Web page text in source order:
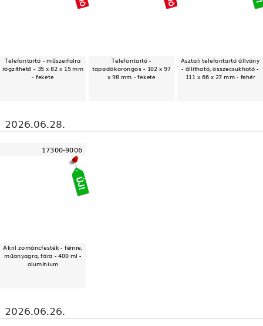
Telefontartó - műszerfalra
rögzíthető - 35 x 82 x 15 mm
- fekete
Telefontartó -
tapadókorongos - 102 x 97
x 98 mm - fekete
Asztali telefontartó állvány
- állítható, összecsukható -
111 x 66 x 27 mm - fehér
2026.06.28.
17300-9006
Akril zománcfesték - fémre,
műanyagra, fára - 400 ml -
alumínium
2026.06.26.